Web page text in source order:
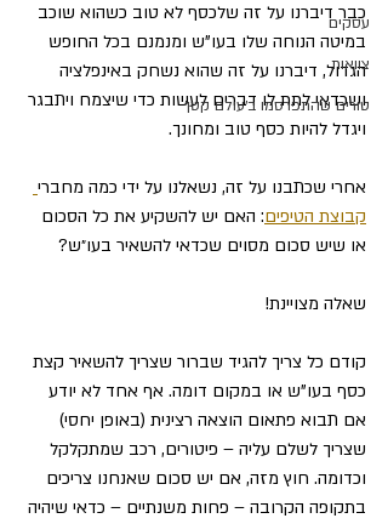
עסקים
צוואות
טורים שהתפרסמו ב׳עולם קטן׳
כבר דיברנו על זה שלכסף לא טוב כשהוא שוכב
במיטה הנוחה שלו בעו"ש ומנמנם בכל החופש
הגדול, דיברנו על זה שהוא נשחק באינפלציה
ושכדאי לתת לו דברים לעשות כדי שיצמח ויתבגר
ויגדל להיות כסף טוב ומחונך.
אחרי שכתבנו על זה, נשאלנו על ידי כמה מחברי
קבוצת הטיפים: האם יש להשקיע את כל הסכום
או שיש סכום מסוים שכדאי להשאיר בעו״ש?
שאלה מצויינת!
קודם כל צריך להגיד שברור שצריך להשאיר קצת
כסף בעו"ש או במקום דומה. אף אחד לא יודע
אם תבוא פתאום הוצאה רצינית (באופן יחסי)
שצריך לשלם עליה – פיטורים, רכב שמתקלקל
וכדומה. חוץ מזה, אם יש סכום שאנחנו צריכים
בתקופה הקרובה – פחות משנתיים – כדאי שיהיה